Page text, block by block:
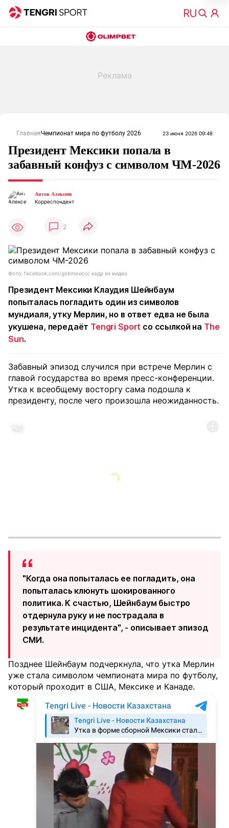
ГлавнаяЧемпионат мира по футболу 2026 23 июня 2026 09:48
Президент Мексики попала в
забавный конфуз с символом ЧМ-2026
Антон Алексеев
Корреспондент
2
Фото: facebook.com/gobmexico/ кадр из видео
Президент Мексики Клаудия Шейнбаум
попыталась погладить один из символов
мундиаля, утку Мерлин, но в ответ едва не была
укушена, передаёт Tengri Sport со ссылкой на The
Sun.
Забавный эпизод случился при встрече Мерлин с
главой государства во время пресс-конференции.
Утка к всеобщему восторгу сама подошла к
президенту, после чего произошла неожиданность.
"Когда она попыталась ее погладить, она
попыталась клюнуть шокированного
политика. К счастью, Шейнбаум быстро
отдернула руку и не пострадала в
результате инцидента", - описывает эпизод
СМИ.
Позднее Шейнбаум подчеркнула, что утка Мерлин
уже стала символом чемпионата мира по футболу,
который проходит в США, Мексике и Канаде.